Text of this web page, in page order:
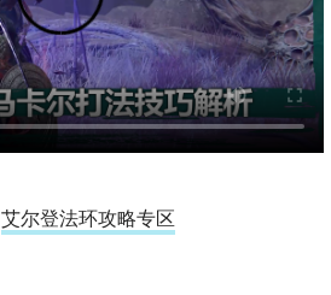
艾尔登法环攻略专区